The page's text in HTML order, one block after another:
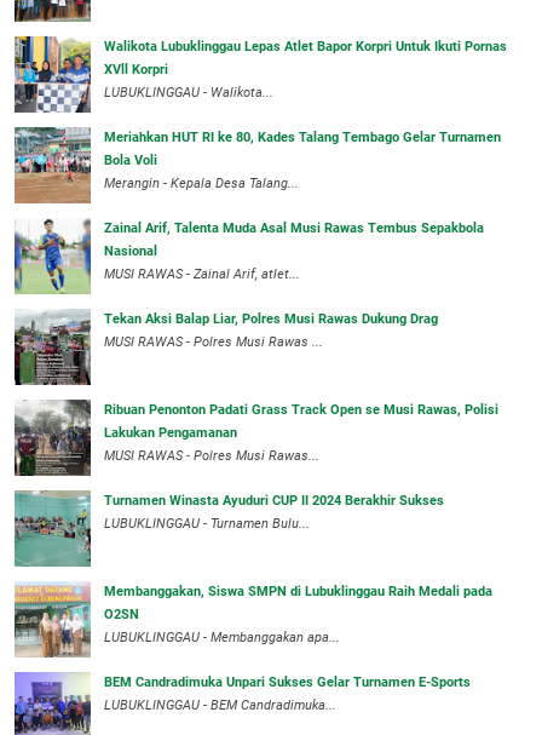
Walikota Lubuklinggau Lepas Atlet Bapor Korpri Untuk Ikuti Pornas
XVll Korpri
LUBUKLINGGAU - Walikota...
Meriahkan HUT RI ke 80, Kades Talang Tembago Gelar Turnamen
Bola Voli
Merangin - Kepala Desa Talang...
Zainal Arif, Talenta Muda Asal Musi Rawas Tembus Sepakbola
Nasional
MUSI RAWAS - Zainal Arif, atlet...
Tekan Aksi Balap Liar, Polres Musi Rawas Dukung Drag
MUSI RAWAS - Polres Musi Rawas ...
Ribuan Penonton Padati Grass Track Open se Musi Rawas, Polisi
Lakukan Pengamanan
MUSI RAWAS - Polres Musi Rawas...
Turnamen Winasta Ayuduri CUP II 2024 Berakhir Sukses
LUBUKLINGGAU - Turnamen Bulu...
Membanggakan, Siswa SMPN di Lubuklinggau Raih Medali pada
O2SN
LUBUKLINGGAU - Membanggakan apa...
BEM Candradimuka Unpari Sukses Gelar Turnamen E-Sports
LUBUKLINGGAU - BEM Candradimuka...